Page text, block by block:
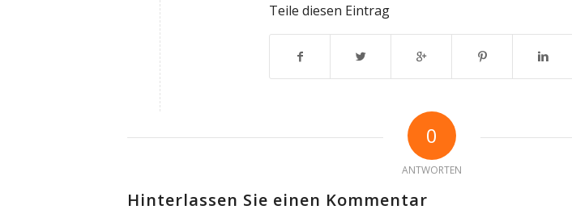
Teile diesen Eintrag
0
ANTWORTEN
Hinterlassen Sie einen Kommentar